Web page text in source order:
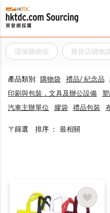
環保購物袋 雜貨店購物
產品類別: 購物袋 禮品/ 紀念品
印刷與包裝，文具及辦公設備
汽車主辦單位
膠袋 禮品包裝
篩選 排序 ： 最相關